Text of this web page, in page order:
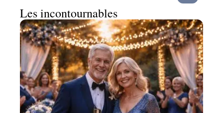
Les incontournables